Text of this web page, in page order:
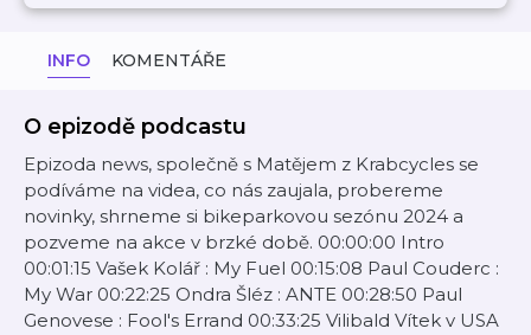
INFO KOMENTÁŘE
O epizodě podcastu
Epizoda news, společně s Matějem z Krabcycles se
podíváme na videa, co nás zaujala, probereme
novinky, shrneme si bikeparkovou sezónu 2024 a
pozveme na akce v brzké době. 00:00:00 Intro
00:01:15 Vašek Kolář : My Fuel 00:15:08 Paul Couderc :
My War 00:22:25 Ondra Šléz : ANTE 00:28:50 Paul
Genovese : Fool's Errand 00:33:25 Vilibald Vítek v USA